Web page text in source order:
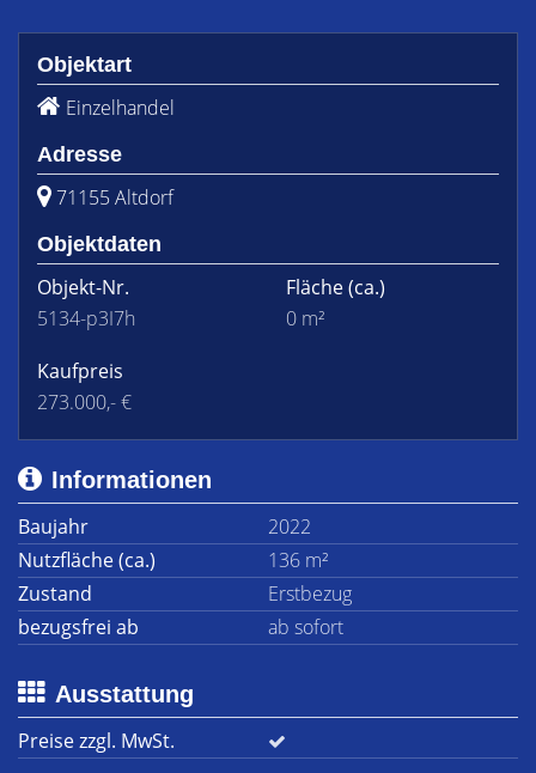
Objektart
Einzelhandel
Adresse
71155 Altdorf
Objektdaten
Objekt-Nr.
5134-p3I7h
Fläche(ca.)
0 m²
Kaufpreis
273.000,- €
Informationen
Baujahr
2022
Nutzfläche (ca.)
136 m²
Zustand
Erstbezug
bezugsfrei ab
ab sofort
Ausstattung
Preise zzgl. MwSt.